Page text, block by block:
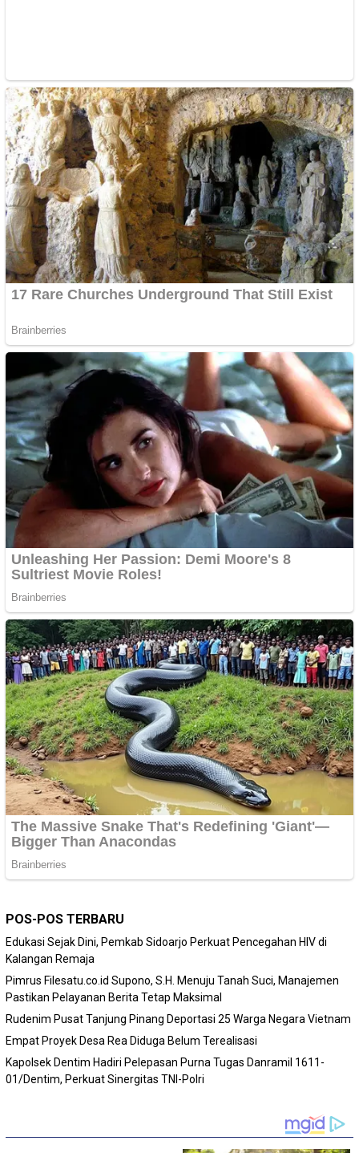
POS-POS TERBARU
Edukasi Sejak Dini, Pemkab Sidoarjo Perkuat Pencegahan HIV di
Kalangan Remaja
Pimrus Filesatu.co.id Supono, S.H. Menuju Tanah Suci, Manajemen
Pastikan Pelayanan Berita Tetap Maksimal
Rudenim Pusat Tanjung Pinang Deportasi 25 Warga Negara Vietnam
Empat Proyek Desa Rea Diduga Belum Terealisasi
Kapolsek Dentim Hadiri Pelepasan Purna Tugas Danramil 1611-
01/Dentim, Perkuat Sinergitas TNI-Polri